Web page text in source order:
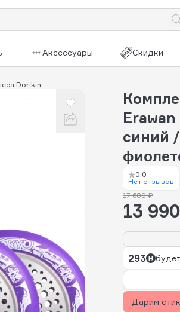
Аксессуары Скидки
Dorikin
синий
0.0
Нет отзывов
17 680 ₽
13
293
Дарим